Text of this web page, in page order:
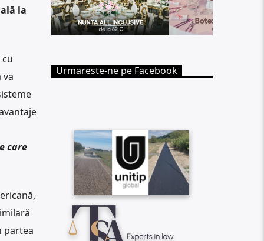
la
va
care
partea
Urmareste-ne pe Facebook